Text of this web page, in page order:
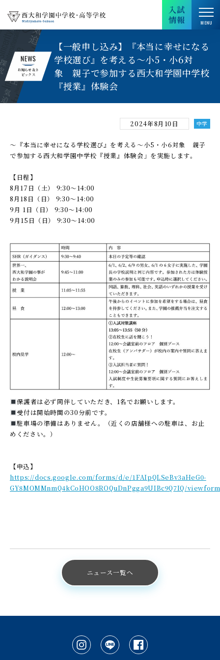
入試
情報
NEWS
お知らせ＆ト
ピックス
【一般申し込み】『本当に幸せになる
学校選び』を考える～小5・小6対
象 親子で参加する西大和学園中学校
『授業』体験会
2024年8月10日 中学
～『本当に幸せになる学校選び』を考える～小5・小6対象 親子
で参加する西大和学園中学校『授業』体験会」を実施します。
【日程】
8月17日（土） 9:30～14:00
8月18日（日） 9:30～14:00
9月 1日（日） 9:30～14:00
9月15日（日） 9:30～14:00
保護者は必ず同伴していただき、1名でお願いします。
受付は開始時間の30分前です。
駐車場の準備はありません。（近くの店舗様への駐車は、お止
めください。）
【申込】
https://docs.google.com/forms/d/e/1FAIpQLSeBv3aHeG0-
GY8MOMMnmQ4kCoHOO8ROQuDnPgga9UIBc9Q7IQ/viewform
ニュース一覧へ